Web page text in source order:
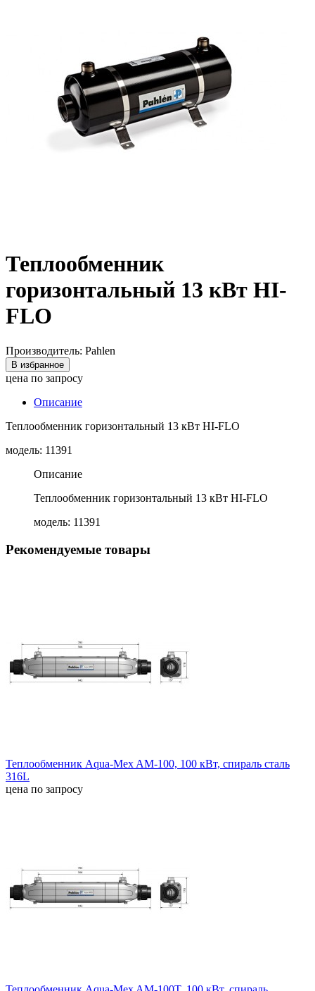
Теплообменник
горизонтальный 13 кВт HI-
FLO
Производитель: Pahlen
В избранное
цена по запросу
Описание
Теплообменник горизонтальный 13 кВт HI-FLO
модель: 11391
Описание
Теплообменник горизонтальный 13 кВт HI-FLO
модель: 11391
Рекомендуемые товары
Теплообменник Aqua-Mex AM-100, 100 кВт, спираль сталь
316L
цена по запросу